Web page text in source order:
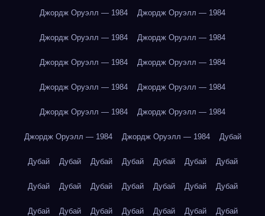
Джордж Оруэлл — 1984 Джордж Оруэлл — 1984
Джордж Оруэлл — 1984 Джордж Оруэлл — 1984
Джордж Оруэлл — 1984 Джордж Оруэлл — 1984
Джордж Оруэлл — 1984 Джордж Оруэлл — 1984
Джордж Оруэлл — 1984 Джордж Оруэлл — 1984
Джордж Оруэлл — 1984 Джордж Оруэлл — 1984 Дубай
Дубай Дубай Дубай Дубай Дубай Дубай Дубай
Дубай Дубай Дубай Дубай Дубай Дубай Дубай
Дубай Дубай Дубай Дубай Дубай Дубай Дубай